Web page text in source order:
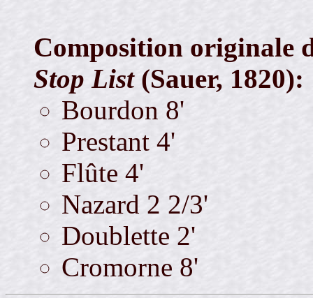
Composition originale
Stop List(Sauer, 1820):
Bourdon 8'
Prestant 4'
Flûte 4'
Nazard 2 2/3'
Doublette 2'
Cromorne 8'